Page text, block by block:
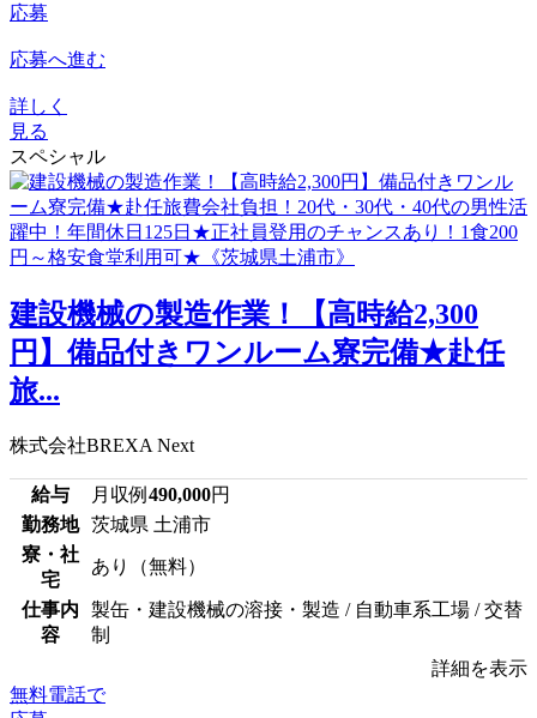
応募
応募へ進む
詳しく
見る
スペシャル
建設機械の製造作業！【高時給2,300
円】備品付きワンルーム寮完備★赴任
旅...
株式会社BREXA Next
給与 月収例 490,000円
勤務地
茨城県 土浦市
寮・社
宅
あり（無料）
仕事内
容
製缶・建設機械の溶接・製造 / 自動車系工場 / 交替
制
詳細を表示
無料電話で